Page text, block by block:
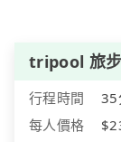
tripool 旅步
行程時間
35
每人價格